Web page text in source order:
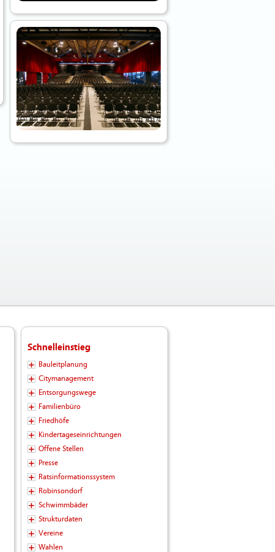
Schnelleinstieg
Bauleitplanung
Citymanagement
Entsorgungswege
Familienbüro
Friedhöfe
Kindertageseinrichtungen
Offene Stellen
Presse
Ratsinformationssystem
Robinsondorf
Schwimmbäder
Strukturdaten
Vereine
Wahlen